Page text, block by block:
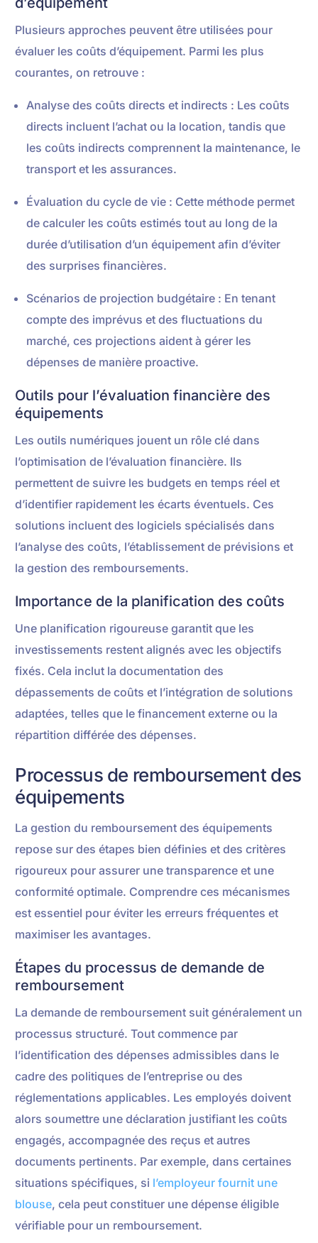
Plusieurs approches peuvent être utilisées pour
évaluer les coûts d’équipement. Parmi les plus
courantes, on retrouve :
Analyse des coûts directs et indirects : Les coûts
directs incluent l’achat ou la location, tandis que
les coûts indirects comprennent la maintenance, le
transport et les assurances.
Évaluation du cycle de vie : Cette méthode permet
de calculer les coûts estimés tout au long de la
durée d’utilisation d’un équipement afin d’éviter
des surprises financières.
Scénarios de projection budgétaire : En tenant
compte des imprévus et des fluctuations du
marché, ces projections aident à gérer les
dépenses de manière proactive.
Outils pour l’évaluation financière des
équipements
Les outils numériques jouent un rôle clé dans
l’optimisation de l’évaluation financière. Ils
permettent de suivre les budgets en temps réel et
d’identifier rapidement les écarts éventuels. Ces
solutions incluent des logiciels spécialisés dans
l’analyse des coûts, l’établissement de prévisions et
la gestion des remboursements.
Importance de la planification des coûts
Une planification rigoureuse garantit que les
investissements restent alignés avec les objectifs
fixés. Cela inclut la documentation des
dépassements de coûts et l’intégration de solutions
adaptées, telles que le financement externe ou la
répartition différée des dépenses.
Processus de remboursement des
équipements
La gestion du remboursement des équipements
repose sur des étapes bien définies et des critères
rigoureux pour assurer une transparence et une
conformité optimale. Comprendre ces mécanismes
est essentiel pour éviter les erreurs fréquentes et
maximiser les avantages.
Étapes du processus de demande de
remboursement
La demande de remboursement suit généralement un
processus structuré. Tout commence par
l’identification des dépenses admissibles dans le
cadre des politiques de l’entreprise ou des
réglementations applicables. Les employés doivent
alors soumettre une déclaration justifiant les coûts
engagés, accompagnée des reçus et autres
documents pertinents. Par exemple, dans certaines
situations spécifiques, si l’employeur fournit une
blouse, cela peut constituer une dépense éligible
vérifiable pour un remboursement.